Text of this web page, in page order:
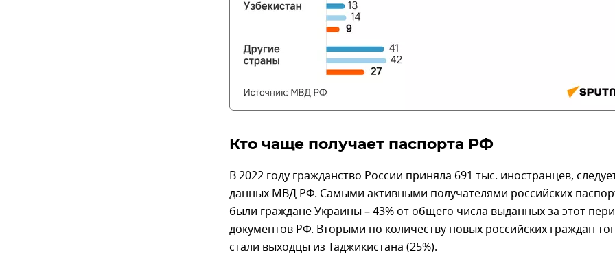
Кто чаще получает паспорта РФ
В 2022 году гражданство России приняла 691 тыс. иностранцев,
данных МВД РФ. Самыми активными получателями российских
были граждане Украины – 43% от общего числа выданных за этот
документов РФ. Вторыми по количеству новых российских граждан
стали выходцы из Таджикистана (25%).